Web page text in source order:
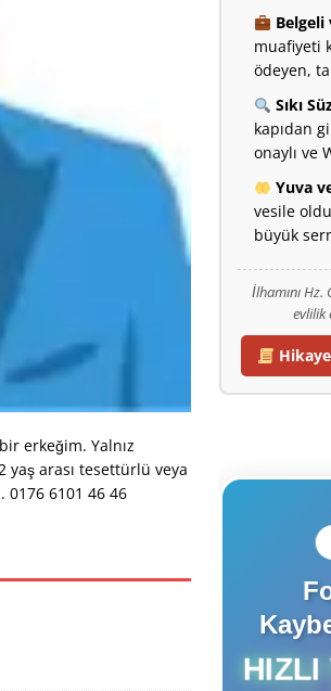
erkeğim. Yalnız
yaş arası tesettürlü veya
6101 46 46
Belgeli
muafiyeti
ödeyen,
Sıkı
kapıdan
onaylı ve
Yuva
vesile
büyük
İlhamını
evlilik
HIZLI